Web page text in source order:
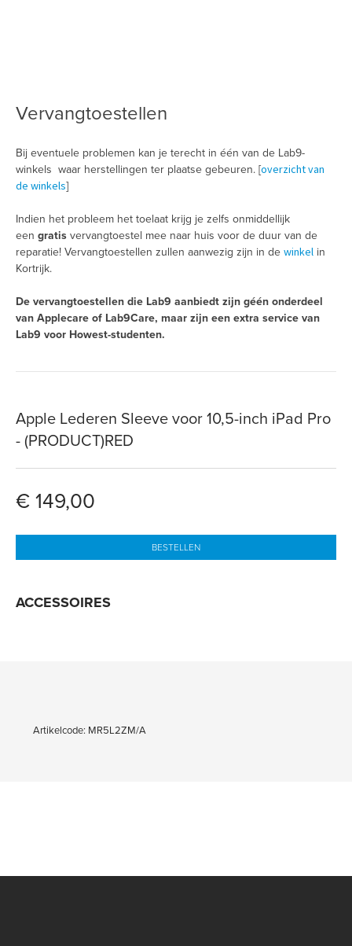
Vervangtoestellen
Bij eventuele problemen kan je terecht in één van de Lab9-
winkels waar herstellingen ter plaatse gebeuren. [overzicht van
de winkels]
Indien het probleem het toelaat krijg je zelfs onmiddellijk
een gratis vervangtoestel mee naar huis voor de duur van de
reparatie! Vervangtoestellen zullen aanwezig zijn in de winkel in
Kortrijk.
De vervangtoestellen die Lab9 aanbiedt zijn géén onderdeel
van Applecare of Lab9Care, maar zijn een extra service van
Lab9 voor Howest-studenten.
Apple Lederen Sleeve voor 10,5-inch iPad Pro
- (PRODUCT)RED
€ 149,00
BESTELLEN
ACCESSOIRES
Artikelcode: MR5L2ZM/A